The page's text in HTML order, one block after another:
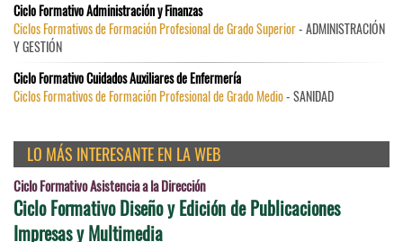
Ciclo Formativo Administración y Finanzas
Ciclos Formativos de Formación Profesional de Grado Superior- ADMINISTRACIÓN
Y GESTIÓN
Ciclo Formativo Cuidados Auxiliares de Enfermería
Ciclos Formativos de Formación Profesional de Grado Medio- SANIDAD
LO MÁS INTERESANTE EN LA WEB
Ciclo Formativo Asistencia a la Dirección
Ciclo Formativo Diseño y Edición de Publicaciones
Impresas y Multimedia